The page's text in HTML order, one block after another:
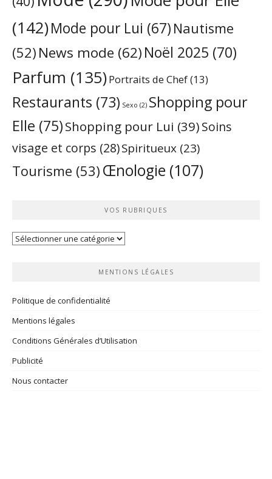
(142)Mode pour Lui (67) Nautisme
(52) News mode (62)Noël 2025 (70)
Parfum (135)Portraits de Chef(13)
Restaurants (73) Sexo (2) Shopping pour
Elle (75)Shopping pour Lui (39)Soins
visage et corps (28)Spiritueux (23)
Tourisme (53) Œnologie (107)
VOS RUBRIQUES
Vos
MENTIONS LÉGALES
Politique de confidentialité
Mentions légales
Conditions Générales d’Utilisation
Publicité
Nous contacter